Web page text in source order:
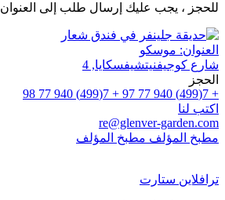
للحجز ، يجب عليك إرسال طلب إلى العنوان
العنوان: موسكو
شارع كوجيفنيتشيفسكايا, 4
الحجز
+ 7(499) 940 77 97
+ 7(499) 940 77 98
اكتب لنا
re@glenver-garden.com
مطبخ المؤلف مطبخ المؤلف
ترافلاين ستارت